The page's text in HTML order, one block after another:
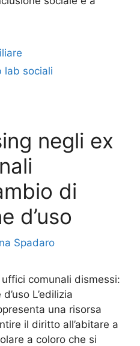
lab sociali
negli ex
di
d’uso
Spadaro
comunali dismessi:
L’edilizia
una risorsa
il diritto all’abitare a
a coloro che si